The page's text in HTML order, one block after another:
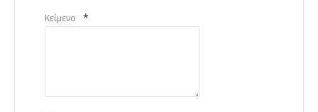
Κείμενο *